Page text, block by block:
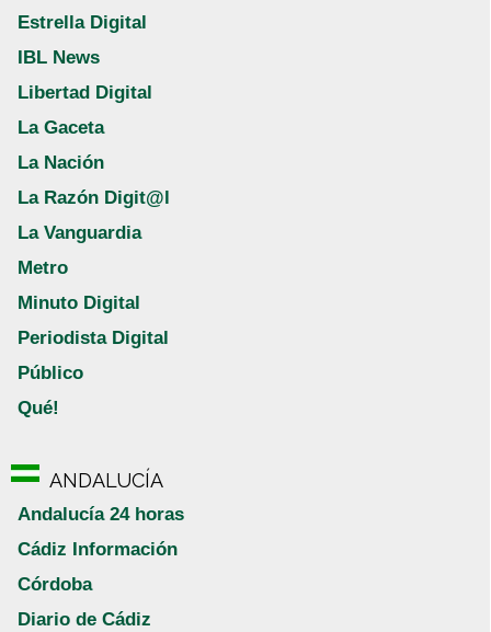
Estrella Digital
IBL News
Libertad Digital
La Gaceta
La Nación
La Razón Digit@l
La Vanguardia
Metro
Minuto Digital
Periodista Digital
Público
Qué!
ANDALUCÍA
Andalucía 24 horas
Cádiz Información
Córdoba
Diario de Cádiz